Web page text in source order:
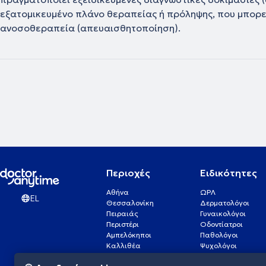
εξατομικευμένο πλάνο θεραπείας ή πρόληψης, που
ανοσοθεραπεία (απευαισθητοποίηση).
EL
Περιοχές
Αθήνα
Θεσσαλονίκη
Πειραιάς
Περιστέρι
Αμπελόκηποι
Καλλιθέα
Πάτρα
Ειδικότητες
ΩΡΛ
Δερματολόγοι
Γυναικολόγοι
Οδοντίατροι
Παθολόγοι
Ψυχολόγοι
Οφθαλμίατροι